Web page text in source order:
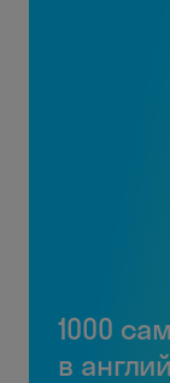
1000
в